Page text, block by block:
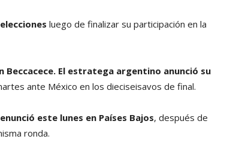
luego de finalizar su participación en la
Beccacece. El estratega argentino anunció su
ante México en los dieciseisavos de final.
este lunes en Países Bajos, después de
ronda.